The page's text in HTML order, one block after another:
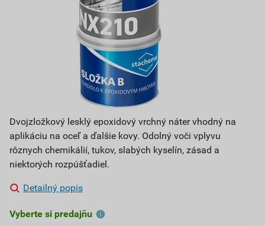
Dvojzložkový lesklý epoxidový vrchný náter vhodný na
aplikáciu na oceľ a ďalšie kovy. Odolný voči vplyvu
rôznych chemikálií, tukov, slabých kyselín, zásad a
niektorých rozpúšťadiel.
Detailný popis
Vyberte si predajňu